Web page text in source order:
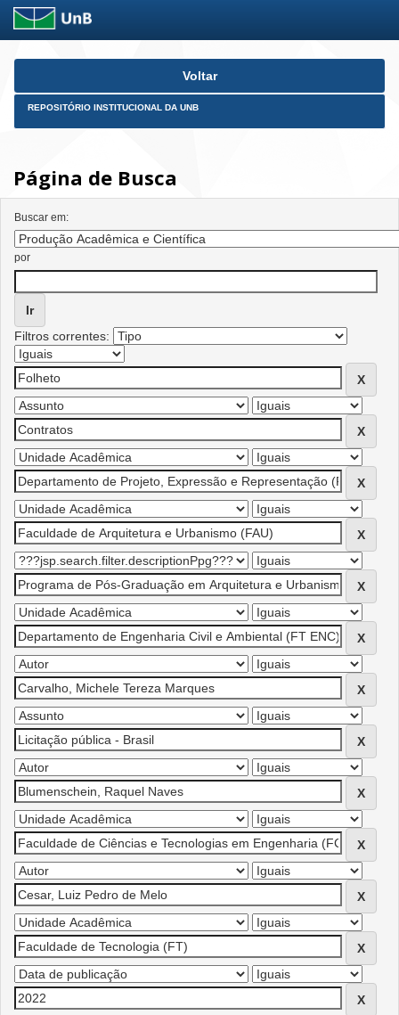
Skip
Voltar
REPOSITÓRIO INSTITUCIONAL DA UNB
Página de Busca
Buscar em:
por
Filtros correntes: